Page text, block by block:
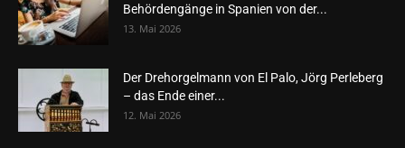
Behördengänge in Spanien von der...
13. Mai 2026
Der Drehorgelmann von El Palo, Jörg Perleberg
– das Ende einer...
12. Mai 2026